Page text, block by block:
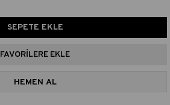
FAVORILERE EKLE